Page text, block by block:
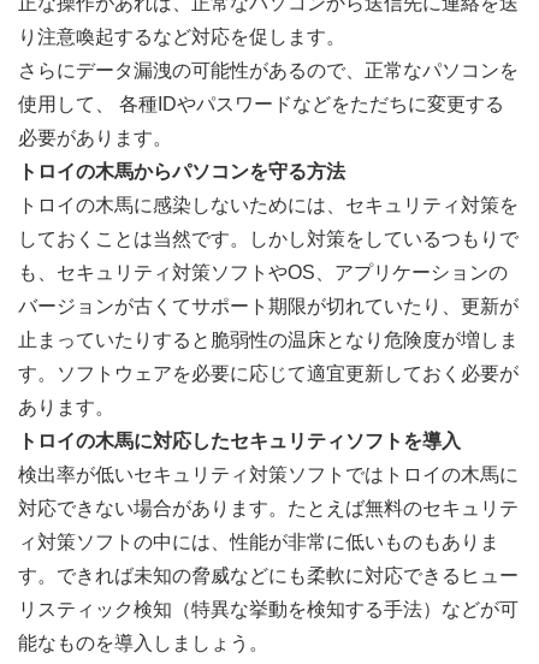
り注意喚起するなど対応を促します。
さらにデータ漏洩の可能性があるので、正常なパソコンを
使用して、 各種IDやパスワードなどをただちに変更する
必要があります。
トロイの木馬からパソコンを守る方法
トロイの木馬に感染しないためには、セキュリティ対策を
しておくことは当然です。しかし対策をしているつもりで
も、セキュリティ対策ソフトやOS、アプリケーションの
バージョンが古くてサポート期限が切れていたり、更新が
止まっていたりすると脆弱性の温床となり危険度が増しま
す。ソフトウェアを必要に応じて適宜更新しておく必要が
あります。
トロイの木馬に対応したセキュリティソフトを導入
検出率が低いセキュリティ対策ソフトではトロイの木馬に
対応できない場合があります。たとえば無料のセキュリテ
ィ対策ソフトの中には、性能が非常に低いものもありま
す。できれば未知の脅威などにも柔軟に対応できるヒュー
リスティック検知（特異な挙動を検知する手法）などが可
能なものを導入しましょう。